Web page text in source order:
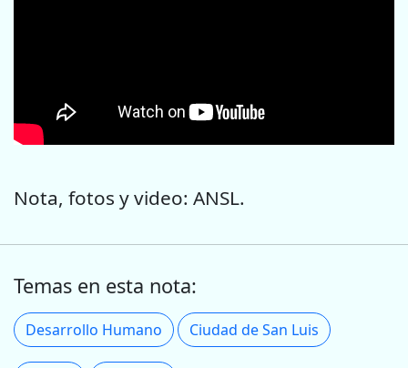
Nota, fotos y video: ANSL.
Temas en esta nota:
Desarrollo Humano Ciudad de San Luis